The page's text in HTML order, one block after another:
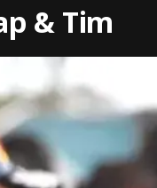
& Tim